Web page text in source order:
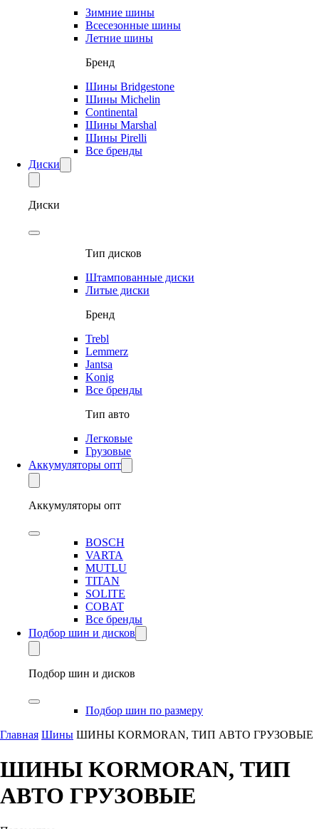
Зимние шины
Всесезонные шины
Летние шины
Бренд
Шины Bridgestone
Шины Michelin
Continental
Шины Marshal
Шины Pirelli
Все бренды
Диски
Диски
Тип дисков
Штампованные диски
Литые диски
Бренд
Trebl
Lemmerz
Jantsa
Konig
Все бренды
Тип авто
Легковые
Грузовые
Аккумуляторы опт
Аккумуляторы опт
BOSCH
VARTA
MUTLU
TITAN
SOLITE
COBAT
Все бренды
Подбор шин и дисков
Подбор шин и дисков
Подбор шин по размеру
Главная Шины ШИНЫ KORMORAN, ТИП АВТО ГРУЗОВЫЕ
ШИНЫ KORMORAN, ТИП
АВТО ГРУЗОВЫЕ